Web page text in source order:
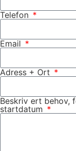
Telefon
Email
Adress + Ort
Beskriv ert behov,
startdatum